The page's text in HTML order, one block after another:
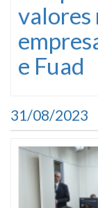
valores
e Fuad
31/08/2023